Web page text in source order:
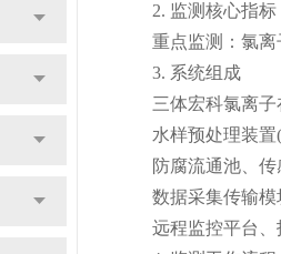
2. 监测核心指标
重点监测：氯离子
3. 系统组成
三体宏科氯离子
水样预处理装置(
防腐流通池、传
数据采集传输模
远程监控平台、